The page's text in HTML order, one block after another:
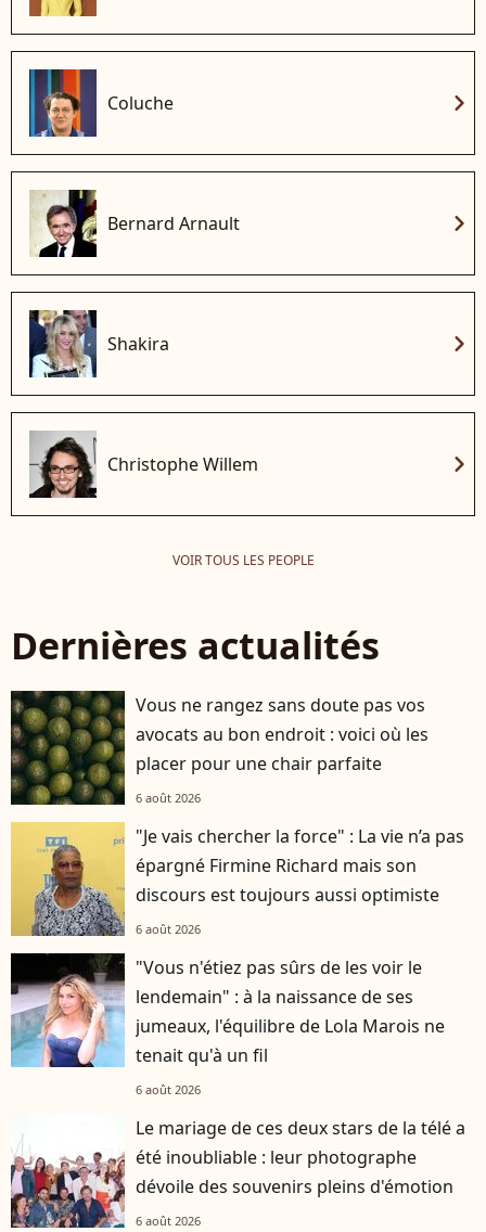
Coluche chevron_right
Bernard Arnault chevron_right
Shakira chevron_right
Christophe Willem chevron_right
VOIR TOUS LES PEOPLE
Dernières actualités
Vous ne rangez sans doute pas vos
avocats au bon endroit : voici où les
placer pour une chair parfaite
6 août 2026
"Je vais chercher la force" : La vie n’a pas
épargné Firmine Richard mais son
discours est toujours aussi optimiste
6 août 2026
"Vous n'étiez pas sûrs de les voir le
lendemain" : à la naissance de ses
jumeaux, l'équilibre de Lola Marois ne
tenait qu'à un fil
6 août 2026
Le mariage de ces deux stars de la télé a
été inoubliable : leur photographe
dévoile des souvenirs pleins d'émotion
6 août 2026